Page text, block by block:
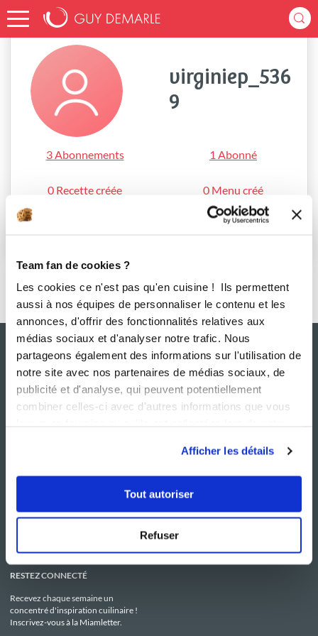
Team fan de cookies ?
Les cookies ce n'est pas qu'en cuisine ! Ils permettent
aussi à nos équipes de personnaliser le contenu et les
annonces, d'offrir des fonctionnalités relatives aux
médias sociaux et d'analyser notre trafic. Nous
partageons également des informations sur l'utilisation de
notre site avec nos partenaires de médias sociaux, de
publicité et d'analyse, qui peuvent potentiellement
combiner celles-ci avec d'autres informations que vous
Afficher les détails
Tout autoriser
Refuser
Accueil virginiep_5369
virginiep_536
9
3 Abonnements 1 Abonné
0 Recette créée 0 Menu créé
Le Mag'
Boutique
C.G.U
Politique de confidentialité
Utilisation des Cookies
RESTEZ CONNECTÉ
Recevez chaque semaine un
concentré d'inspiration cuilinaire !
Inscrivez-vous à la Miamletter.